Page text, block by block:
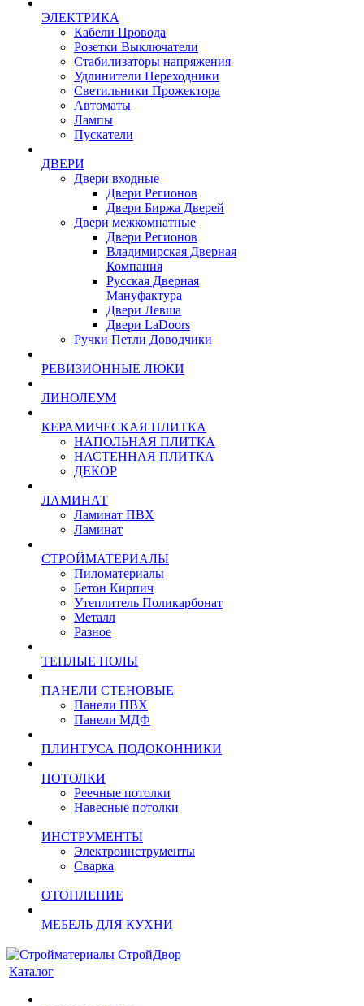
ЭЛЕКТРИКА
Кабели Провода
Розетки Выключатели
Стабилизаторы напряжения
Удлинители Переходники
Светильники Прожектора
Автоматы
Лампы
Пускатели
ДВЕРИ
Двери входные
Двери Регионов
Двери Биржа Дверей
Двери межкомнатные
Двери Регионов
Владимирская Дверная
Компания
Русская Дверная
Мануфактура
Двери Левша
Двери LaDoors
Ручки Петли Доводчики
РЕВИЗИОННЫЕ ЛЮКИ
ЛИНОЛЕУМ
КЕРАМИЧЕСКАЯ ПЛИТКА
НАПОЛЬНАЯ ПЛИТКА
НАСТЕННАЯ ПЛИТКА
ДЕКОР
ЛАМИНАТ
Ламинат ПВХ
Ламинат
СТРОЙМАТЕРИАЛЫ
Пиломатериалы
Бетон Кирпич
Утеплитель Поликарбонат
Металл
Разное
ТЕПЛЫЕ ПОЛЫ
ПАНЕЛИ СТЕНОВЫЕ
Панели ПВХ
Панели МДФ
ПЛИНТУСА ПОДОКОННИКИ
ПОТОЛКИ
Реечные потолки
Навесные потолки
ИНСТРУМЕНТЫ
Электроинструменты
Сварка
ОТОПЛЕНИЕ
МЕБЕЛЬ ДЛЯ КУХНИ
Каталог